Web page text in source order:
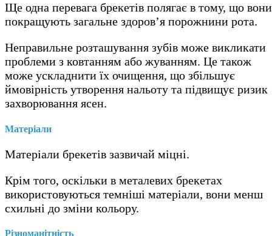
Ще одна перевага брекетів полягає в тому, що вони
покращують загальне здоров’я порожнини рота.
Неправильне розташування зубів може викликати
проблеми з ковтанням або жуванням. Це також
може ускладнити їх очищення, що збільшує
ймовірність утворення нальоту та підвищує ризик
захворювання ясен.
Матеріали
Матеріали брекетів зазвичай міцні.
Крім того, оскільки в металевих брекетах
використовуються темніші матеріали, вони менш
схильні до зміни кольору.
Різноманітність